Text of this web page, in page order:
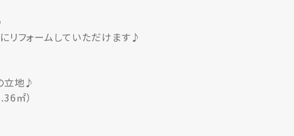
リフォームしていただけます♪
立地♪
㎡）